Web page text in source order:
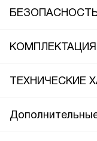
КОМПЛЕКТАЦИЯ
ТЕХНИЧЕСКИЕ